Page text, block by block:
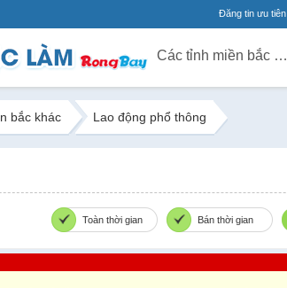
Đăng tin ưu tiên
Các tỉnh miền bắc khác
bắc khác Lao động phổ thông
Toàn thời gian Bán thời gian